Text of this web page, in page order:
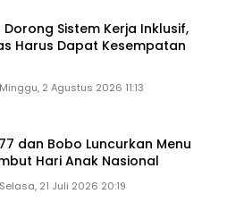
Dorong Sistem Kerja Inklusif,
Harus Dapat Kesempatan
Minggu, 2 Agustus 2026 11:13
dan Bobo Luncurkan Menu
Hari Anak Nasional
Selasa, 21 Juli 2026 20:19